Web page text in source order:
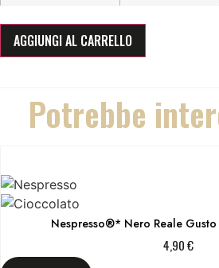
AGGIUNGI AL CARRELLO
Potrebbe
Nespresso®* Nero Reale
4,90€